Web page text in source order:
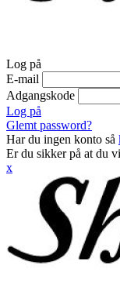
Log på
E-mail
Adgangskode
Log på
Glemt password?
Har du ingen konto så
Er du sikker på at du
x